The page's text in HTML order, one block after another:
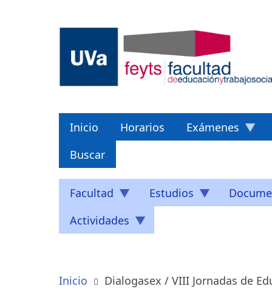
Inicio Horarios Exámenes
Buscar
Facultad Estudios
Actividades
Inicio Dialogasex / VIII Jornadas de